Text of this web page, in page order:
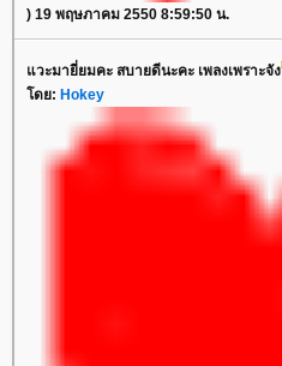
) 19 พฤษภาคม 2550 8:59:50 น.
วะมายี่ยมคะ สบายดีนะคะ เพลงเพราะจัง
ดย: Hokey